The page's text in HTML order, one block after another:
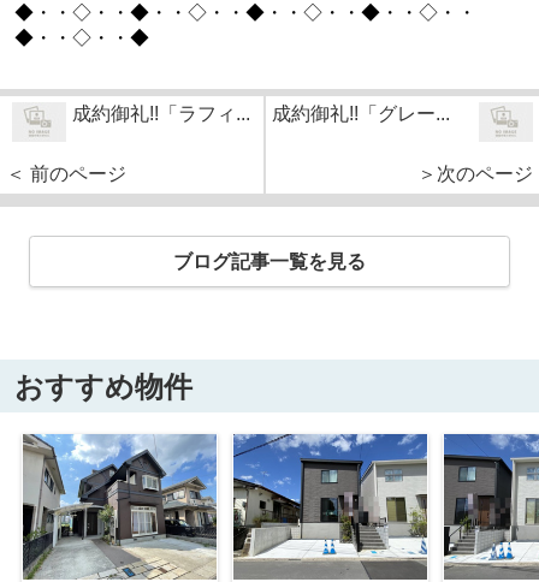
◆・・◇・・◆・・◇・・◆・・◇・・◆・・◇・・
◆・・◇・・◆
成約御礼!!「ラフィ...
＜ 前のページ
成約御礼!!「グレー...
＞次のページ
ブログ記事一覧を見る
おすすめ物件